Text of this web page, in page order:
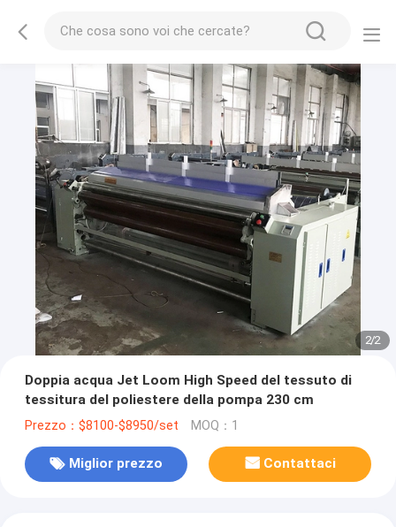
2/2
Doppia acqua Jet Loom High Speed del tessuto di
tessitura del poliestere della pompa 230 cm
Prezzo：$8100-$8950/set MOQ：1
Miglior prezzo Contattaci